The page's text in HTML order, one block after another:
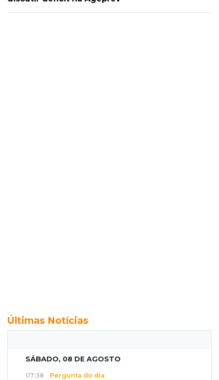
Últimas Notícias
SÁBADO, 08 DE AGOSTO
07:38 Pergunta do dia